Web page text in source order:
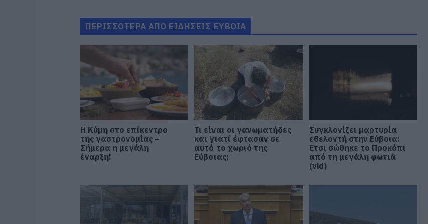
ΠΕΡΙΣΣΟΤΕΡΑ ΑΠΟ ΕΙΔΗΣΕΙΣ ΕΥΒΟΙΑ
Η Κύμη στο επίκεντρο
της γαστρονομίας –
Σήμερα η μεγάλη
έναρξη!
Τι είναι οι γανωματήδες
και γιατί έφτασαν σε
αυτό το χωριό της
Εύβοιας;
Συγκλονίζει μαρτυρία
εθελοντή στην Εύβοια:
Ετσι σώθηκε το Προκόπι
από τη μεγάλη φωτιά
(vid)